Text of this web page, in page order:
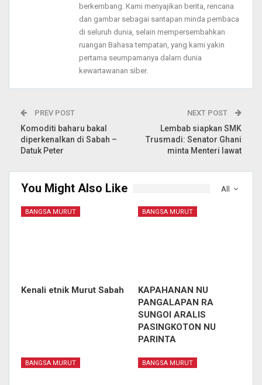
berkembang. Kami menyajikan berita, rencana
dan gambar sebagai santapan minda pembaca
di seluruh dunia, selain mempersembahkan
ruangan Bahasa tempatan, yang kami yakin
pertama seumpamanya dalam dunia
kewartawanan siber.
PREV POST
Komoditi baharu bakal
diperkenalkan di Sabah –
Datuk Peter
NEXT POST
Lembab siapkan SMK
Trusmadi: Senator Ghani
minta Menteri lawat
All
You Might Also Like
BANGSA MURUT
Kenali etnik Murut Sabah
BANGSA MURUT
KAPAHANAN NU
PANGALAPAN RA
SUNGOI ARALIS
PASINGKOTON NU
PARINTA
BANGSA MURUT BANGSA MURUT